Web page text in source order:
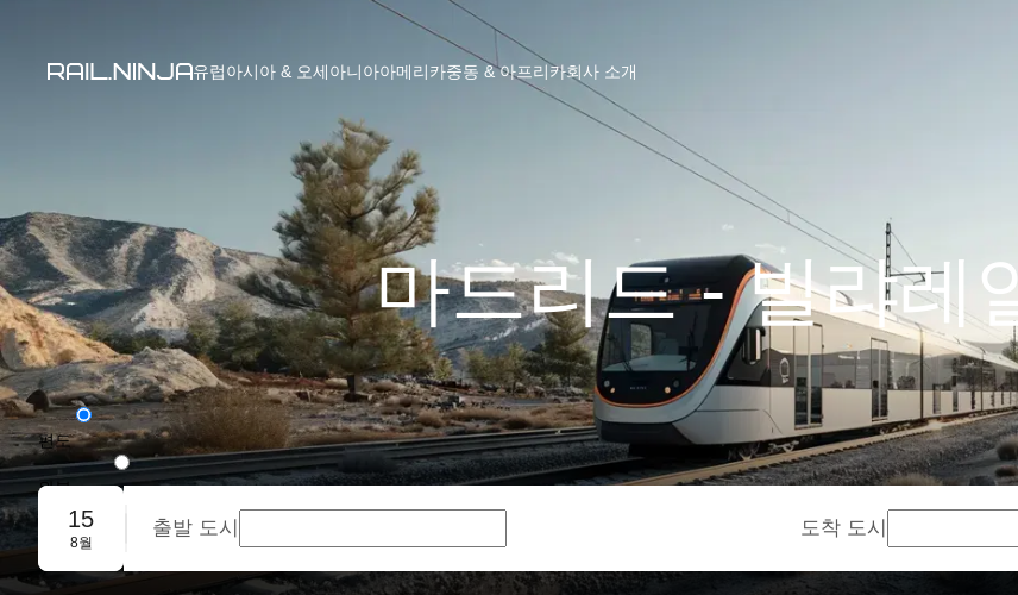
유럽아시아 & 오세아니아아메리카중동 & 아프리카회사 소개
마드리드 - 빌랴레
편도
왕복
단체 예약
15
8월
출발 도시 도착 도시